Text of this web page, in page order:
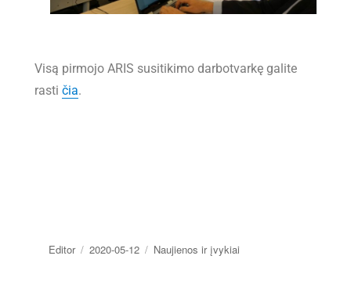
Visą pirmojo ARIS susitikimo darbotvarkę galite
rastičia.
Editor 2020-05-12 Naujienos ir įvykiai